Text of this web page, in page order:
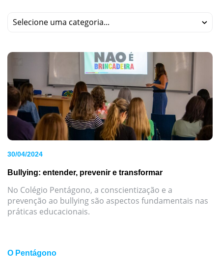
30/04/2024
Bullying: entender, prevenir e transformar
No Colégio Pentágono, a conscientização e a
prevenção ao bullying são aspectos fundamentais nas
práticas educacionais.
O Pentágono